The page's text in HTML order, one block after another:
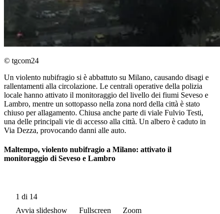
© tgcom24
Un violento nubifragio si è abbattuto su Milano, causando disagi e
rallentamenti alla circolazione. Le centrali operative della polizia
locale hanno attivato il monitoraggio del livello dei fiumi Seveso e
Lambro, mentre un sottopasso nella zona nord della città è stato
chiuso per allagamento. Chiusa anche parte di viale Fulvio Testi,
una delle principali vie di accesso alla città. Un albero è caduto in
Via Dezza, provocando danni alle auto.
Maltempo, violento nubifragio a Milano: attivato il
monitoraggio di Seveso e Lambro
1 di 14
Avvia slideshow
Fullscreen Zoom